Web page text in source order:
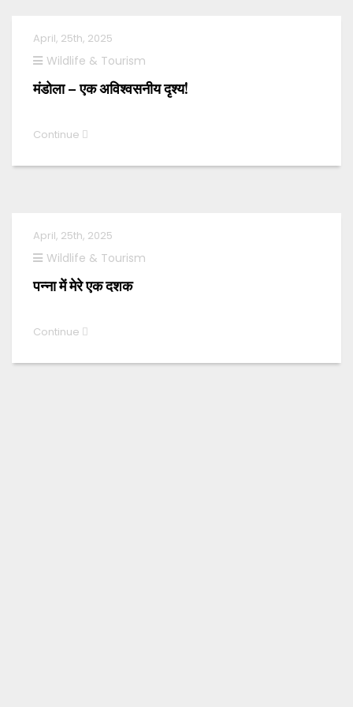
April, 25th, 2025
Wildlife & Tourism
मंडोला – एक अविश्वसनीय दृश्य!
Continue
April, 25th, 2025
Wildlife & Tourism
पन्ना में मेरे एक दशक
Continue